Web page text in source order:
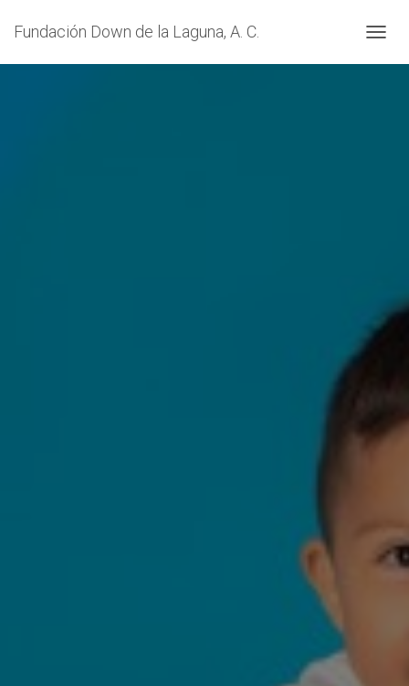
Fundación Down de la Laguna, A. C.